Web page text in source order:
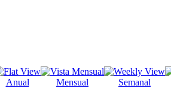
Anual Mensual Semanal